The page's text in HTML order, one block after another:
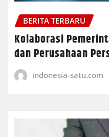
BERITA TERBARU
Kolaborasi
dan Perusahaan
indonesia-satu.com